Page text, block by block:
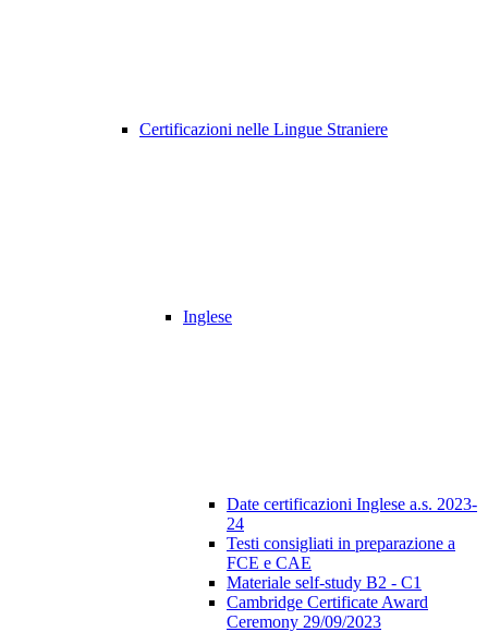
Certificazioni nelle Lingue Straniere
Inglese
Date certificazioni Inglese a.s. 2023-
24
Testi consigliati in preparazione a
FCE e CAE
Materiale self-study B2 - C1
Cambridge Certificate Award
Ceremony 29/09/2023